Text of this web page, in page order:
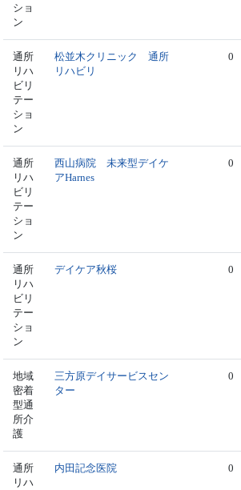
ショ
ン
通所
リハ
ビリ
テー
ショ
ン
松並木クリニック 通所
リハビリ
0
通所
リハ
ビリ
テー
ショ
ン
西山病院 未来型デイケ
アHarnes
0
通所
リハ
ビリ
テー
ショ
ン
デイケア秋桜 0
地域
密着
型通
所介
護
三方原デイサービスセン
ター
0
通所
リハ
内田記念医院 0